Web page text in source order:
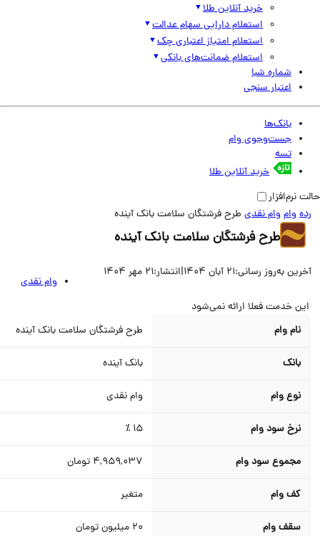
خرید آنلاین طلا
استعلام دارایی سهام عدالت
استعلام امتیاز اعتباری چک
استعلام ضمانت‌های بانکی
شماره شبا
اعتبار سنجی
بانک‌ها
جست‌وجوی وام
تسه
خرید آنلاین طلا
وام وام نقدیطرح فرشتگان سلامت بانک آینده
طرح فرشتگان سلامت بانک آینده
به‌روز رسانی:21 آبان 1404 |انتشار:21 مهر 1404
وام نقدی
خدمت فعلا ارائه نمی‌شود
نام وام
طرح فرشتگان سلامت بانک آینده
بانک بانک آینده
نوع وام وام نقدی
نرخ سود وام
مجموع سود وام 4,959,037تومان
کف وام متغیر
سقف وام میلیون تومان